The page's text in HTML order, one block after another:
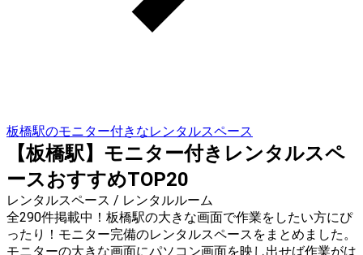
板橋駅のモニター付きなレンタルスペース
【板橋駅】モニター付きレンタルスペ
ースおすすめTOP20
レンタルスペース / レンタルルーム
全290件掲載中！板橋駅の大きな画面で作業をしたい方にぴ
ったり！モニター完備のレンタルスペースをまとめました。
モニターの大きな画面にパソコン画面を映し出せば作業がは